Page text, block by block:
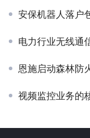
安保机器人落户
电力行业无线通
恩施启动森林防
视频监控业务的